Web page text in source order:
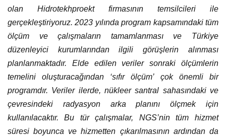
olan Hidrotekhproekt firmasının temsilcileri ile
gerçekleştiriyoruz. 2023 yılında program kapsamındaki tüm
ölçüm ve çalışmaların tamamlanması ve Türkiye
düzenleyici kurumlarından ilgili görüşlerin alınması
planlanmaktadır. Elde edilen veriler sonraki ölçümlerin
temelini oluşturacağından ‘sıfır ölçüm’ çok önemli bir
programdır. Veriler ilerde, nükleer santral sahasındaki ve
çevresindeki radyasyon arka planını ölçmek için
kullanılacaktır. Bu tür çalışmalar, NGS’nin tüm hizmet
süresi boyunca ve hizmetten çıkarılmasının ardından da